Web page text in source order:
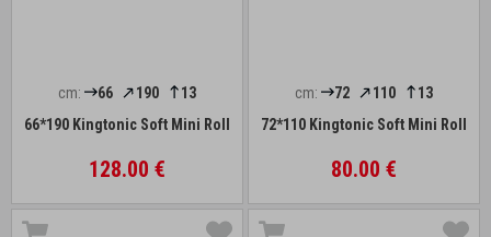
cm: 66 190
13
66*190 Kingtonic Soft Mini Roll
128.00 €
cm: 72 110
13
72*110 Kingtonic Soft Mini Roll
80.00 €